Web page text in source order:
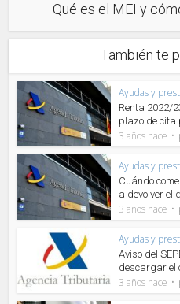
Qué es el MEI y
También te
Ayudas y
Renta 2022/
plazo de cita
3 años hace
Ayudas y
Cuándo
a devolver el
3 años hace
Ayudas y
Aviso del
descargar el
3 años hace